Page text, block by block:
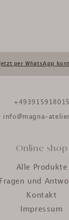
Jetzt per WhatsApp
+493915918015
info@magna-
Online shop
Alle Produkte
Fragen und
Kontakt
Impressum